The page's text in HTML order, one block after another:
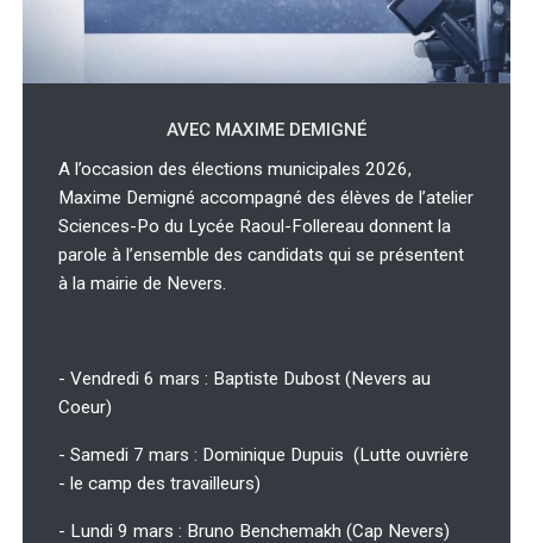
AVEC MAXIME DEMIGNÉ
A l’occasion des élections municipales 2026,
Maxime Demigné accompagné des élèves de l’atelier
Sciences-Po du Lycée Raoul-Follereau donnent la
parole à l’ensemble des candidats qui se présentent
à la mairie de Nevers.
- Vendredi 6 mars : Baptiste Dubost (Nevers au
Coeur)
- Samedi 7 mars : Dominique Dupuis (Lutte ouvrière
- le camp des travailleurs)
- Lundi 9 mars : Bruno Benchemakh (Cap Nevers)